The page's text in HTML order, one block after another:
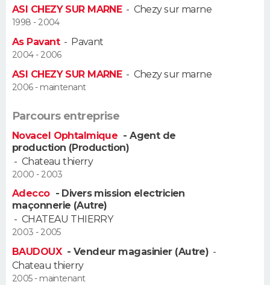
S'inscrire
Se connecter
Lycées
Collèges
Primaires
Universités
Entreprises
Service militaire
Avis de recherche
AVIS DE DÉCÈS
FORUM
Bricolage
Lifestyle
Culture
Sport
Auto
Television
Voyage
Cinema
ASI CHEZY SUR MARNE- Chezy sur marne
1998 - 2004
As Pavant- Pavant
2004 - 2006
ASI CHEZY SUR MARNE- Chezy sur marne
2006 - maintenant
Parcours entreprise
Novacel Ophtalmique - Agent de
production (Production)
- Chateau thierry
2000 - 2003
Adecco - Divers mission electricien
maçonnerie (Autre)
- CHATEAU THIERRY
2003 - 2005
BAUDOUX - Vendeur magasinier (Autre) -
Chateau thierry
2005 - maintenant